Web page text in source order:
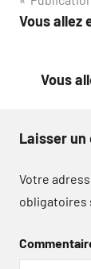
de
Vous allez
Vous
Laisser
Votre
obligatoires